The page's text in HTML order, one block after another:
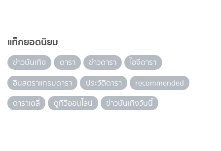
แท็กยอดนิยม
ข่าวบันเทิง ดารา ข่าวดารา
ไอจีดารา
อินสตราแกรมดารา
ประวัติดารา
recommended
ดาราเดลี่
ดูทีวีออนไลน์ ข่าวบันเทิงวันนี้